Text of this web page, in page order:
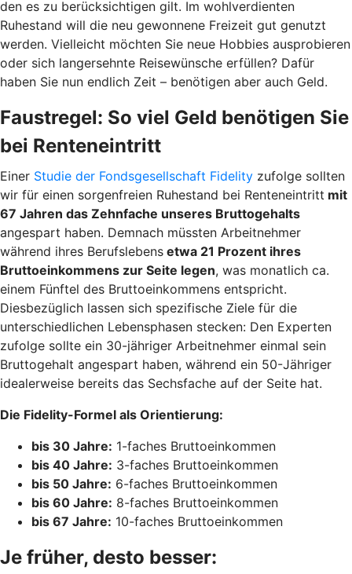
den es zu berücksichtigen gilt. Im wohlverdienten
Ruhestand will die neu gewonnene Freizeit gut genutzt
werden. Vielleicht möchten Sie neue Hobbies ausprobieren
oder sich langersehnte Reisewünsche erfüllen? Dafür
haben Sie nun endlich Zeit – benötigen aber auch Geld.
Faustregel: So viel Geld benötigen Sie
bei Renteneintritt
Einer Studie der Fondsgesellschaft Fidelity zufolge sollten
wir für einen sorgenfreien Ruhestand bei Renteneintritt mit
67 Jahren das Zehnfache unseres Bruttogehalts
angespart haben. Demnach müssten Arbeitnehmer
während ihres Berufslebens etwa 21 Prozent ihres
Bruttoeinkommens zur Seite legen, was monatlich ca.
einem Fünftel des Bruttoeinkommens entspricht.
Diesbezüglich lassen sich spezifische Ziele für die
unterschiedlichen Lebensphasen stecken: Den Experten
zufolge sollte ein 30-jähriger Arbeitnehmer einmal sein
Bruttogehalt angespart haben, während ein 50-Jähriger
idealerweise bereits das Sechsfache auf der Seite hat.
Die Fidelity-Formel als Orientierung:
bis 30 Jahre: 1-faches Bruttoeinkommen
bis 40 Jahre: 3-faches Bruttoeinkommen
bis 50 Jahre: 6-faches Bruttoeinkommen
bis 60 Jahre: 8-faches Bruttoeinkommen
bis 67 Jahre: 10-faches Bruttoeinkommen
Je früher, desto besser: